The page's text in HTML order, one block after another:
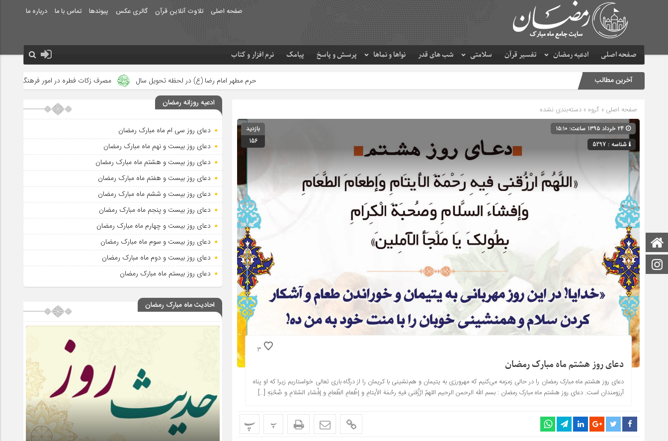
صفحه اصلی تلاوت آنلاین قرآن گالری عکس پیوندها تماس با ما درباره ما
صفحه اصلی ادعیه رمضان تفسیر قرآن سلامتی شب های قدر نواها و نماها پرسش و پاسخ پیامک نرم افزار و کتاب
صفحه اصلی
اینستاگرام
آخرین مطالب حرم مطهر امام رضا (ع) در لحظه تحویل سال مصرف زکات فطره در امور فرهنگی جلوه‌های بزرگ
صفحه اصلی » گروه » دسته‌بندی نشده
شناسه : 5297
بازدید
156
3
دعای روز هشتم ماه مبارک رمضان
دعای روز هشتم ماه مبارک رمضان را در حالی زمزمه می‌کنیم که مهرورزی به یتیمان و هم‌نشینی با کریمان را از درگاه باری تعالی خواستاریم زیرا که او پناه
آرزومندان است. دعای روز هشتم ماه مبارک رمضان : بسم الله الرحمن الرحیم اللهمّ ارْزُقنی فیهِ رحْمَهَ الأیتامِ و إطْعامِ الطّعامِ و إفْشاءِ السّلامِ و صُحْبَهِ […]
پ پ
ادعیه روزانه رمضان
دعای روز سی ام ماه مبارک رمضان
دعای روز بیست و نهم ماه مبارک رمضان
دعای روز بیست و هشتم ماه مبارک رمضان
دعای روز بیست و هفتم ماه مبارک رمضان
دعای روز بیست و ششم ماه مبارک رمضان
دعای روز بیست و پنجم ماه مبارک رمضان
دعای روز بیست و چهارم ماه مبارک رمضان
دعای روز بیست و سوم ماه مبارک رمضان
دعای روز بیست و دوم ماه مبارک رمضان
دعای روز بیستم ماه مبارک رمضان
احادیث ماه مبارک رمضان